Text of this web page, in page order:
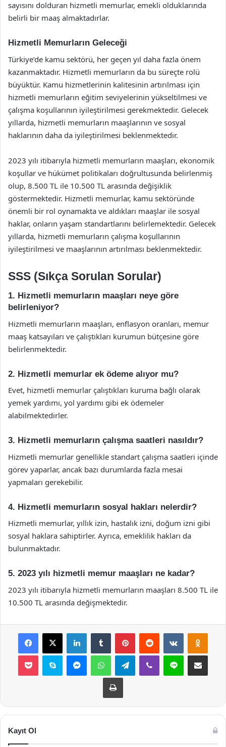
sayısını dolduran hizmetli memurlar, emekli olduklarında
belirli bir maaş almaktadırlar.
Hizmetli Memurların Geleceği
Türkiye’de kamu sektörü, her geçen yıl daha fazla önem
kazanmaktadır. Hizmetli memurların da bu süreçte rolü
büyüktür. Kamu hizmetlerinin kalitesinin artırılması için
hizmetli memurların eğitim seviyelerinin yükseltilmesi ve
çalışma koşullarının iyileştirilmesi gerekmektedir. Gelecek
yıllarda, hizmetli memurların maaşlarının ve sosyal
haklarının daha da iyileştirilmesi beklenmektedir.
2023 yılı itibarıyla hizmetli memurların maaşları, ekonomik
koşullar ve hükümet politikaları doğrultusunda belirlenmiş
olup, 8.500 TL ile 10.500 TL arasında değişiklik
göstermektedir. Hizmetli memurlar, kamu sektöründe
önemli bir rol oynamakta ve aldıkları maaşlar ile sosyal
haklar, onların yaşam standartlarını belirlemektedir. Gelecek
yıllarda, hizmetli memurların çalışma koşullarının
iyileştirilmesi ve maaşlarının artırılması beklenmektedir.
SSS (Sıkça Sorulan Sorular)
1. Hizmetli memurların maaşları neye göre
belirleniyor?
Hizmetli memurların maaşları, enflasyon oranları, memur
maaş katsayıları ve çalıştıkları kurumun bütçesine göre
belirlenmektedir.
2. Hizmetli memurlar ek ödeme alıyor mu?
Evet, hizmetli memurlar çalıştıkları kuruma bağlı olarak
yemek yardımı, yol yardımı gibi ek ödemeler
alabilmektedirler.
3. Hizmetli memurların çalışma saatleri nasıldır?
Hizmetli memurlar genellikle standart çalışma saatleri içinde
görev yaparlar, ancak bazı durumlarda fazla mesai
yapmaları gerekebilir.
4. Hizmetli memurların sosyal hakları nelerdir?
Hizmetli memurlar, yıllık izin, hastalık izni, doğum izni gibi
sosyal haklara sahiptirler. Ayrıca, emeklilik hakları da
bulunmaktadır.
5. 2023 yılı hizmetli memur maaşları ne kadar?
2023 yılı itibarıyla hizmetli memurların maaşları 8.500 TL ile
10.500 TL arasında değişmektedir.
Facebook
X LinkedInTumblr PinterestReddit VKontakte
Pocket Skype MessengerWhatsAppTelegramViber Line E-Posta ile
Yazdır
Kayıt Ol